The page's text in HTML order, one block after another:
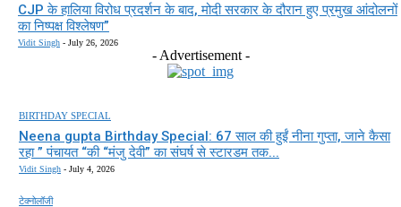
CJP के हालिया विरोध प्रदर्शन के बाद, मोदी सरकार के दौरान हुए प्रमुख आंदोलनों
का निष्पक्ष विश्लेषण”
Vidit Singh - July 26, 2026
- Advertisement -
BIRTHDAY SPECIAL
Neena gupta Birthday Special: 67 साल की हुईं नीना गुप्ता, जाने कैसा
रहा ” पंचायत “की “मंजु देवी” का संघर्ष से स्टारडम तक...
Vidit Singh - July 4, 2026
टेक्नोलॉजी